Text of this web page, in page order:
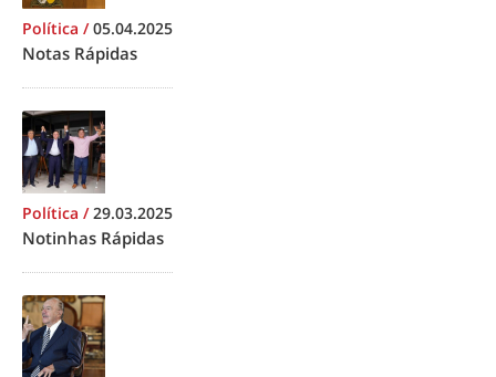
Política /05.04.2025
Notas Rápidas
Política /29.03.2025
Notinhas Rápidas